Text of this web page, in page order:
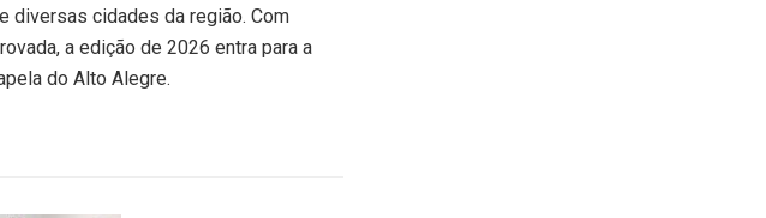
diversas cidades da região. Com
a edição de 2026 entra para a
do Alto Alegre.